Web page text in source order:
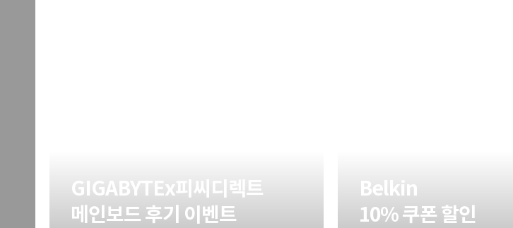
GIGABYTEx피씨디렉트
메인보드 후기 이벤트
Belkin
10% 쿠폰 할인